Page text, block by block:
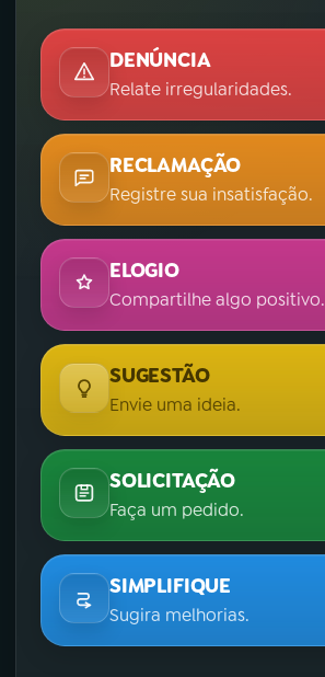
DENÚNCIA
Relate irregularidades.
RECLAMAÇÃO
Registre sua insatisfação.
ELOGIO
Compartilhe algo positivo.
SUGESTÃO
Envie uma ideia.
SOLICITAÇÃO
Faça um pedido.
SIMPLIFIQUE
Sugira melhorias.